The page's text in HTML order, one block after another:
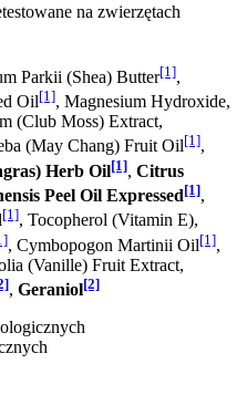
na zwierzętach
Parkii (Shea) Butter[1],
Oil[1], Magnesium Hydroxide,
(Club Moss) Extract,
(May Chang) Fruit Oil[1],
Herb Oil[1], Citrus
Peel Oil Expressed[1],
[1], Tocopherol (Vitamin E),
, Cymbopogon Martinii Oil[1],
(Vanille) Fruit Extract,
, Geraniol[2]